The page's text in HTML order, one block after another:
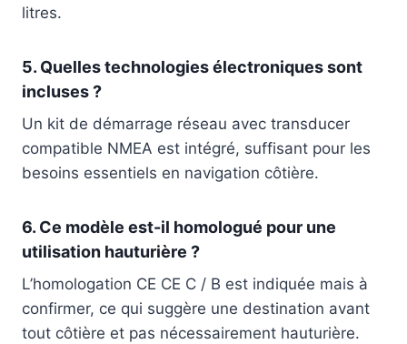
litres.
5. Quelles technologies électroniques sont
incluses ?
Un kit de démarrage réseau avec transducer
compatible NMEA est intégré, suffisant pour les
besoins essentiels en navigation côtière.
6. Ce modèle est-il homologué pour une
utilisation hauturière ?
L’homologation CE CE C / B est indiquée mais à
confirmer, ce qui suggère une destination avant
tout côtière et pas nécessairement hauturière.